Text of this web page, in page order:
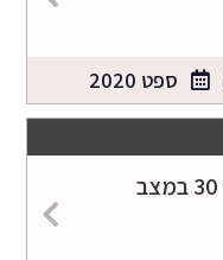
ספט 2020
פאת סרט אורך 30 במצב